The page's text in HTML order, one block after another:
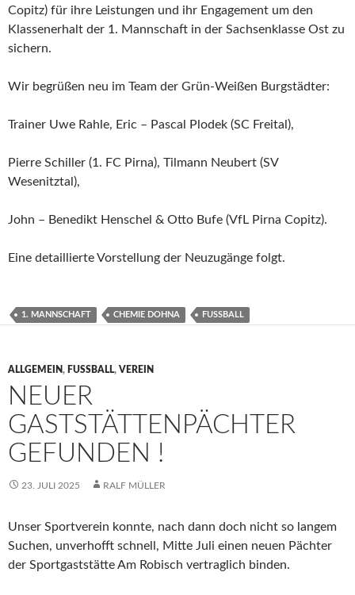
Copitz) für ihre Leistungen und ihr Engagement um den
Klassenerhalt der 1. Mannschaft in der Sachsenklasse Ost zu
sichern.
Wir begrüßen neu im Team der Grün-Weißen Burgstädter:
Trainer Uwe Rahle, Eric – Pascal Plodek (SC Freital),
Pierre Schiller (1. FC Pirna), Tilmann Neubert (SV
Wesenitztal),
John – Benedikt Henschel & Otto Bufe (VfL Pirna Copitz).
Eine detaillierte Vorstellung der Neuzugänge folgt.
1. MANNSCHAFT CHEMIE DOHNA FUSSBALL
ALLGEMEIN, FUSSBALL , VEREIN
NEUER
GASTSTÄTTENPÄCHTER
GEFUNDEN !
23. JULI 2025 RALF MÜLLER
Unser Sportverein konnte, nach dann doch nicht so langem
Suchen, unverhofft schnell, Mitte Juli einen neuen Pächter
der Sportgaststätte Am Robisch vertraglich binden.